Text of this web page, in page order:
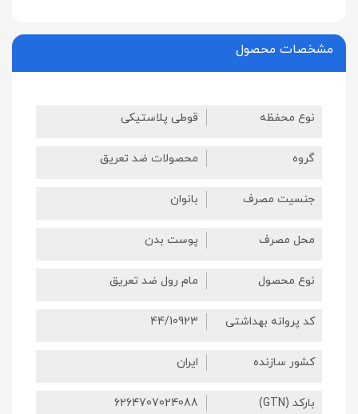
مشخصات محصول
نوع محفظه قوطی پلاستیکی
گروه محصولات ضد تعریق
جنسیت مصرف بانوان
محل مصرف پوست بدن
نوع محصول مام رول ضد تعریق
کد پروانه بهداشتی 44/10923
کشور سازنده ایران
بارکد (GTN) 6264707024088